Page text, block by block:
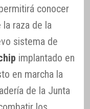
conocer
raza de la
sistema de
implantado en
en marcha la
de la Junta